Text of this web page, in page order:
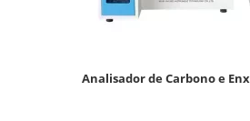
Analisador de Carbono e